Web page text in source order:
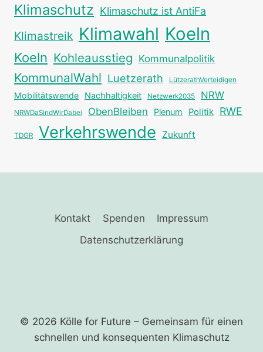
Klimaschutz Klimaschutz ist AntiFa
Klimastreik Klimawahl Koeln
Koeln Kohleausstieg Kommunalpolitik
KommunalWahl Luetzerath LützerathVerteidigen
Mobilitätswende Nachhaltigkeit Netzwerk2035 NRW
NRWDaSindWirDabei ObenBleiben Plenum Politik RWE
TDGR Verkehrswende Zukunft
Kontakt Spenden
Impressum
Datenschutzerklärung
© 2026 Kölle for Future – Gemeinsam für einen
schnellen und ­konsequenten Klimaschutz